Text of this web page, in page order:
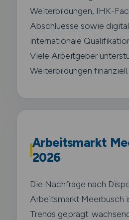
Weiterbildungen, IHK-
Abschluesse sowie
internationale
Viele Arbeitgeber
Weiterbildungen finanziell.
Arbeitsmarkt
2026
Die Nachfrage nach
Arbeitsmarkt Meerbusch
Trends geprägt: